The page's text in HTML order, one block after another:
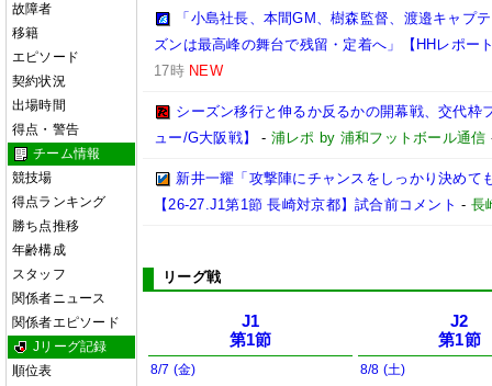
故障者
移籍
エピソード
契約状況
出場時間
得点・警告
チーム情報
競技場
得点ランキング
勝ち点推移
年齢構成
スタッフ
関係者ニュース
関係者エピソード
Jリーグ記録
順位表
「小島社長、本間GM、樹森監督、渡邉キャプ
ズンは最高峰の舞台で残留・定着へ」【HHレポー
17時 NEW
シーズン移行と伸るか反るかの開幕戦、交代枠
ュー/G大阪戦】
- 浦レポ by 浦和フットボール通信
新井一耀「攻撃陣にチャンスをしっかり決めて
【26-27.J1第1節 長崎対京都】試合前コメント - 長
リーグ戦
J1
第1節
8/7 (金)
J2
第1節
8/8 (土)